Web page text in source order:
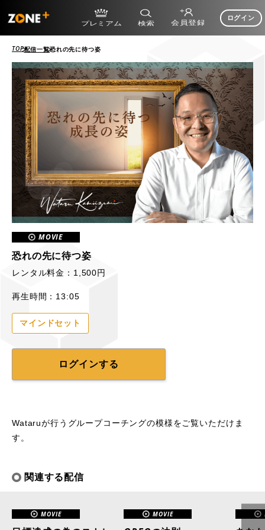
ログイン
TOP配信一覧恐れの先に待つ姿
MOVIE
恐れの先に待つ姿
レンタル料金：1,500円
再生時間：13:05
マインドセット
ログインする
Wataruが行うグループコーチングの模様をご覧いただけま
す。
関連する配信
MOVIE MOVIE